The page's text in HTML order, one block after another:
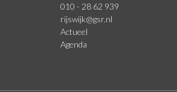
010 - 28 62 939
rijswijk@gsr.nl
Actueel
Agenda